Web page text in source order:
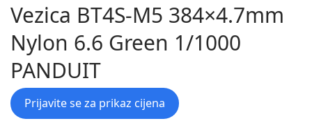
Vezica BT4S-M5 384×4.7mm
Nylon 6.6 Green 1/1000
PANDUIT
Prijavite se za prikaz cijena